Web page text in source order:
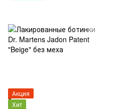
Акция
Хит